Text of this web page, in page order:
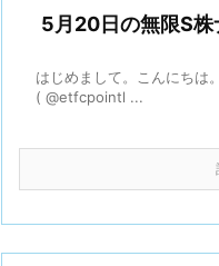
5月20日の無限S株
はじめまして。こんにちは
( @etfcpointl ...